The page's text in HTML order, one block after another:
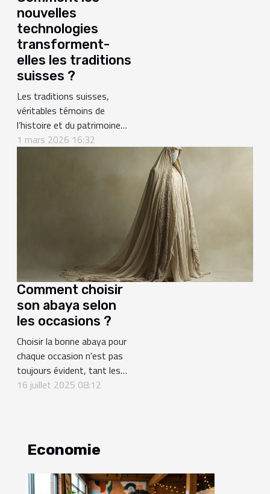
nouvelles
technologies
transforment-
elles les traditions
suisses ?
Les traditions suisses,
véritables témoins de
l’histoire et du patrimoine
helvétique, sont aujourd’hui à
connectés sur les coutumes
nationales soulève autant de
1 mars 2026 16:32
Comment choisir
son abaya selon
les occasions ?
Choisir la bonne abaya pour
chaque occasion n'est pas
toujours évident, tant les
options sont nombreuses et
événement, que ce soit pour
une sortie décontractée, une
cérémonie officielle ou un
rendez-vous professionnel....
16 juillet 2025 08:12
Economie